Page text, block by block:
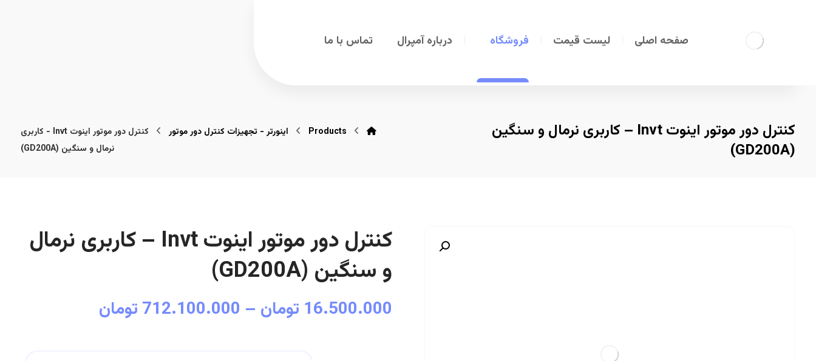
صفحه اصلی لیست قیمت فروشگاه درباره آمپرال تماس با ما
کنترل دور موتور اینوت Invt – کاربری نرمال و سنگین
(GD200A)
Products اینورتر - تجهیزات کنترل دور موتور
کنترل دور موتور اینوت Invt - کاربری
نرمال و سنگین (GD200A)
کنترل دور موتور اینوت Invt – کاربری نرمال
و سنگین (GD200A)
16.500.000 تومان –
712.100.000 تومان